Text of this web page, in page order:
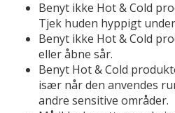
Benyt ikke Hot & Cold
Tjek huden hyppigt
Benyt ikke Hot & Cold
eller åbne sår.
Benyt Hot & Cold
især når den anvendes
andre sensitive områder.